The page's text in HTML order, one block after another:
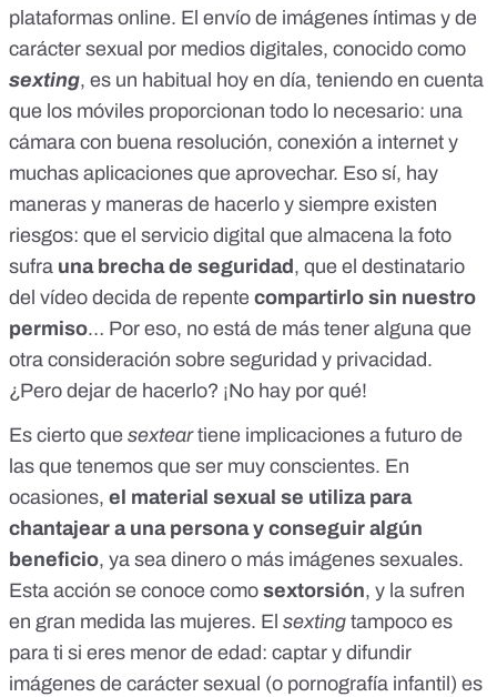
plataformas online. El envío de imágenes íntimas y de
carácter sexual por medios digitales, conocido como
sexting, es un habitual hoy en día, teniendo en cuenta
que los móviles proporcionan todo lo necesario: una
cámara con buena resolución, conexión a internet y
muchas aplicaciones que aprovechar. Eso sí, hay
maneras y maneras de hacerlo y siempre existen
riesgos: que el servicio digital que almacena la foto
sufra una brecha de seguridad , que el destinatario
del vídeo decida de repente compartirlo sin nuestro
permiso… Por eso, no está de más tener alguna que
otra consideración sobre seguridad y privacidad.
¿Pero dejar de hacerlo? ¡No hay por qué!
Es cierto que sexteartiene implicaciones a futuro de
las que tenemos que ser muy conscientes. En
ocasiones, el material sexual se utiliza para
chantajear a una persona y conseguir algún
beneficio, ya sea dinero o más imágenes sexuales.
Esta acción se conoce como sextorsión, y la sufren
en gran medida las mujeres. El sexting tampoco es
para ti si eres menor de edad: captar y difundir
imágenes de carácter sexual (o pornografía infantil) es